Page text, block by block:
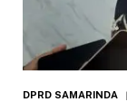
DPRD SAMARINDA